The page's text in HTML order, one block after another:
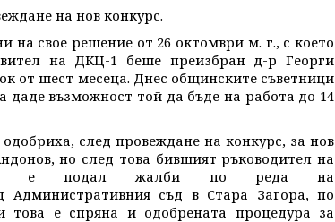
на нов конкурс.
свое решение от 26 октомври м. г., с което
на ДКЦ-1 беше преизбран д-р Георги
от шест месеца. Днес общинските съветници
възможност той да бъде на работа до 14
след провеждане на конкурс, за нов
но след това бившият ръководител на
е подал жалби по реда на
Административния съд в Стара Загора, по
това е спряна и одобрената процедура за